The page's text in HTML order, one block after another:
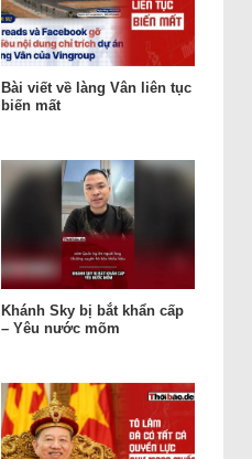
Bài viết về làng Vân liên tục
biến mất
Khánh Sky bị bắt khẩn cấp
– Yêu nước mõm